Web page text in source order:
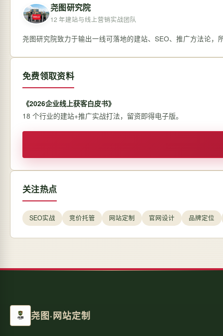
尧图研究院
12 年建站与线上营销实战团队
尧图研究院致力于输出一线可落地的建站、SEO、推广方法论，
免费领取资料
《2026企业线上获客白皮书》
18 个行业的建站+推广实战打法，留资即得电子版。
关注热点
SEO实战 竞价托管 网站定制 官网设计 品牌定位
尧图·网站定制